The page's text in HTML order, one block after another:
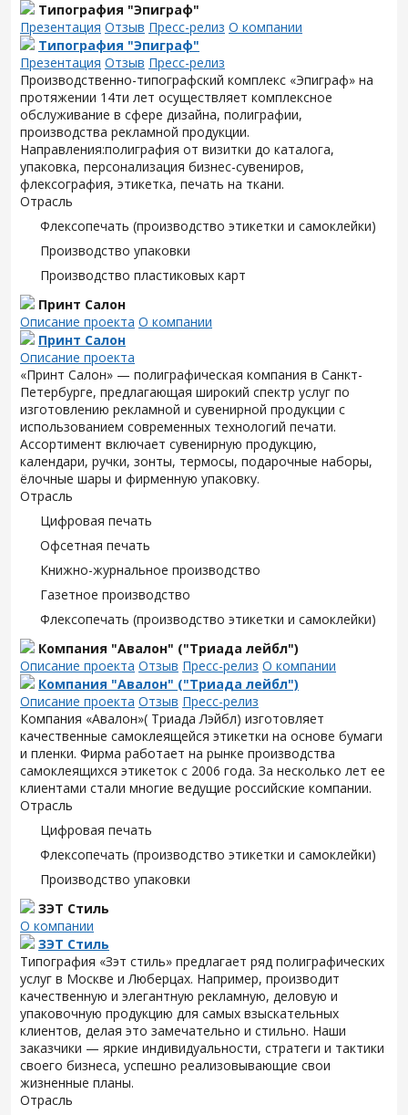
Типография "Эпиграф"
Презентация Отзыв Пресс-релиз О компании
Типография "Эпиграф"
Презентация Отзыв Пресс-релиз
Производственно-типографский комплекс «Эпиграф» на
протяжении 14ти лет осуществляет комплексное
обслуживание в сфере дизайна, полиграфии,
производства рекламной продукции.
Направления:полиграфия от визитки до каталога,
упаковка, персонализация бизнес-сувениров,
флексография, этикетка, печать на ткани.
Отрасль
Флексопечать (производство этикетки и самоклейки)
Производство упаковки
Производство пластиковых карт
Принт Салон
Описание проекта О компании
Принт Салон
Описание проекта
«Принт Салон» — полиграфическая компания в Санкт-
Петербурге, предлагающая широкий спектр услуг по
изготовлению рекламной и сувенирной продукции с
использованием современных технологий печати.
Ассортимент включает сувенирную продукцию,
календари, ручки, зонты, термосы, подарочные наборы,
ёлочные шары и фирменную упаковку.
Отрасль
Цифровая печать
Офсетная печать
Книжно-журнальное производство
Газетное производство
Флексопечать (производство этикетки и самоклейки)
Компания "Авалон" ("Триада лейбл")
Описание проекта Отзыв Пресс-релиз О компании
Компания "Авалон" ("Триада лейбл")
Описание проекта Отзыв Пресс-релиз
Компания «Авалон»( Триада Лэйбл) изготовляет
качественные самоклеящейся этикетки на основе бумаги
и пленки. Фирма работает на рынке производства
самоклеящихся этикеток с 2006 года. За несколько лет ее
клиентами стали многие ведущие российские компании.
Отрасль
Цифровая печать
Флексопечать (производство этикетки и самоклейки)
Производство упаковки
ЗЭТ Стиль
О компании
ЗЭТ Стиль
Типография «Зэт cтиль» предлагает ряд полиграфических
услуг в Москве и Люберцах. Например, производит
качественную и элегантную рекламную, деловую и
упаковочную продукцию для самых взыскательных
клиентов, делая это замечательно и стильно. Наши
заказчики — яркие индивидуальности, стратеги и тактики
своего бизнеса, успешно реализовывающие свои
жизненные планы.
Отрасль